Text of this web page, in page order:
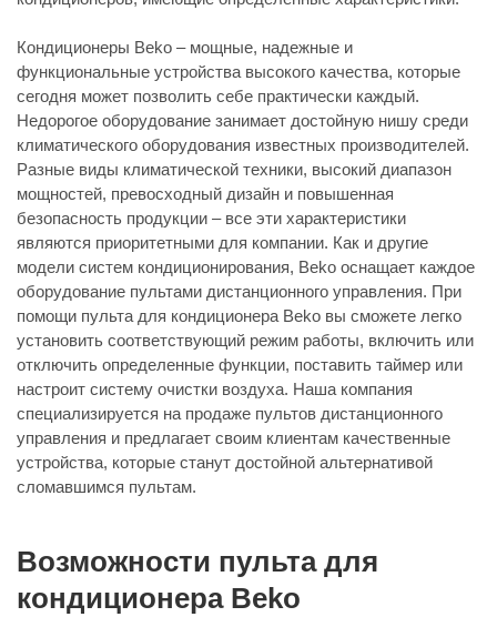
Кондиционеры Beko – мощные, надежные и
функциональные устройства высокого качества, которые
сегодня может позволить себе практически каждый.
Недорогое оборудование занимает достойную нишу среди
климатического оборудования известных производителей.
Разные виды климатической техники, высокий диапазон
мощностей, превосходный дизайн и повышенная
безопасность продукции – все эти характеристики
являются приоритетными для компании. Как и другие
модели систем кондиционирования, Beko оснащает каждое
оборудование пультами дистанционного управления. При
помощи пульта для кондиционера Beko вы сможете легко
установить соответствующий режим работы, включить или
отключить определенные функции, поставить таймер или
настроит систему очистки воздуха. Наша компания
специализируется на продаже пультов дистанционного
управления и предлагает своим клиентам качественные
устройства, которые станут достойной альтернативой
сломавшимся пультам.
Возможности пульта для
кондиционера Beko